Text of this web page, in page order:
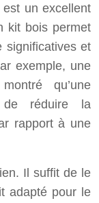
un excellent
kit bois permet
significatives et
exemple, une
qu’une
réduire la
rapport à une
Il suffit de le
adapté pour le